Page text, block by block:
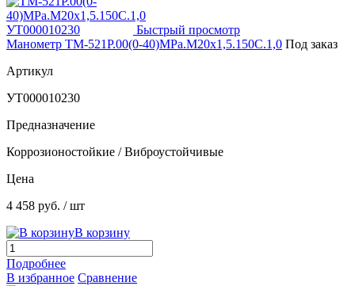
Быстрый просмотр
Манометр ТМ-521Р.00(0-40)MPa.М20х1,5.150С.1,0 Под заказ
Артикул
УТ000010230
Предназначение
Коррозионостойкие / Виброустойчивые
Цена
4 458 руб. / шт
В корзину
Подробнее
В избранное Сравнение